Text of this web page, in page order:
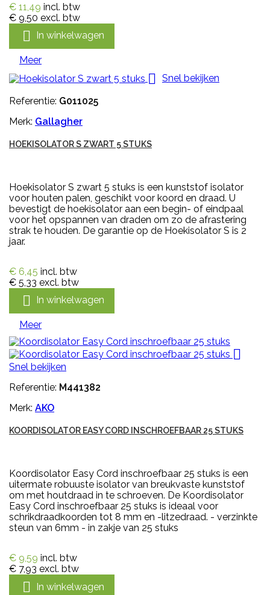
€ 11,49 incl. btw
€ 9,50 excl. btw
 In winkelwagen
Meer
 Snel bekijken
Referentie: G011025
Merk: Gallagher
HOEKISOLATOR S ZWART 5 STUKS
Hoekisolator S zwart 5 stuks is een kunststof isolator
voor houten palen, geschikt voor koord en draad. U
bevestigt de hoekisolator aan een begin- of eindpaal
voor het opspannen van draden om zo de afrastering
strak te houden. De garantie op de Hoekisolator S is 2
jaar.
€ 6,45 incl. btw
€ 5,33 excl. btw
 In winkelwagen
Meer

Snel bekijken
Referentie: M441382
Merk: AKO
KOORDISOLATOR EASY CORD INSCHROEFBAAR 25 STUKS
Koordisolator Easy Cord inschroefbaar 25 stuks is een
uitermate robuuste isolator van breukvaste kunststof
om met houtdraad in te schroeven. De Koordisolator
Easy Cord inschroefbaar 25 stuks is ideaal voor
schrikdraadkoorden tot 8 mm en -litzedraad. - verzinkte
steun van 6mm - in zakje van 25 stuks
€ 9,59 incl. btw
€ 7,93 excl. btw
 In winkelwagen